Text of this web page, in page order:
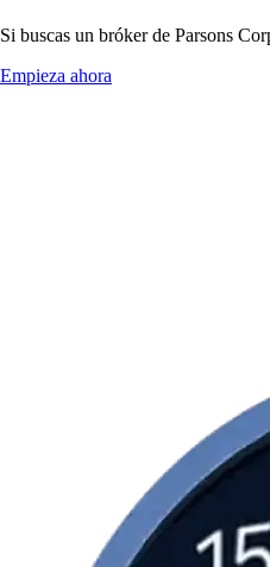
Si buscas un bróker de Parsons
Empieza ahora